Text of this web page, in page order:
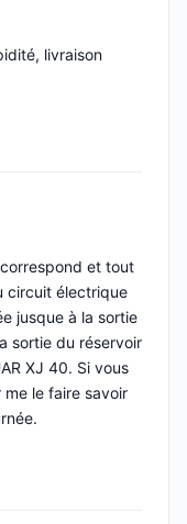
livraison
et tout
circuit électrique
jusque à la sortie
sortie du réservoir
XJ 40. Si vous
le faire savoir